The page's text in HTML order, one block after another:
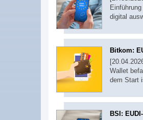
digital
Bitkom:
Wallet
dem Start
BSI: